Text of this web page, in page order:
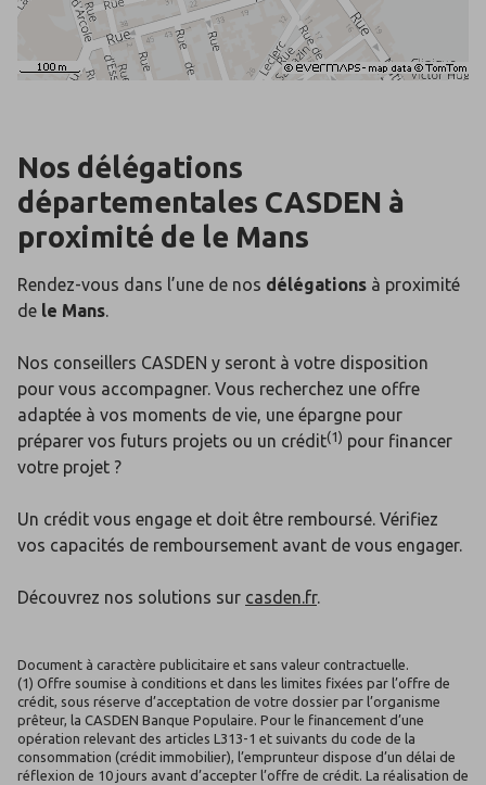
Nos délégations
départementales CASDEN à
proximité de le Mans
Rendez-vous dans l’une de nos délégations à proximité
de le Mans.
Nos conseillers CASDEN y seront à votre disposition
pour vous accompagner. Vous recherchez une offre
adaptée à vos moments de vie, une épargne pour
préparer vos futurs projets ou un crédit(1) pour financer
votre projet ?
Un crédit vous engage et doit être remboursé. Vérifiez
vos capacités de remboursement avant de vous engager.
Découvrez nos solutions sur casden.fr.
Document à caractère publicitaire et sans valeur contractuelle.
(1) Offre soumise à conditions et dans les limites fixées par l’offre de
crédit, sous réserve d’acceptation de votre dossier par l’organisme
prêteur, la CASDEN Banque Populaire. Pour le financement d’une
opération relevant des articles L313-1 et suivants du code de la
consommation (crédit immobilier), l’emprunteur dispose d’un délai de
réflexion de 10 jours avant d’accepter l’offre de crédit. La réalisation de